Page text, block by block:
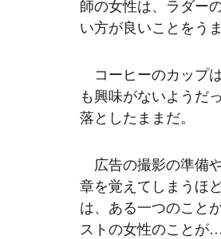
師の女性は、ラダー
い方が良いことをう
コーヒーのカップ
も興味がないようだ
落としたままだ。
広告の撮影の準備
章を覚えてしまうほ
は、ある一つのこと
ストの女性のことが